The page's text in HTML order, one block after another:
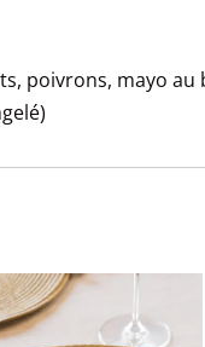
poivrons, mayo au